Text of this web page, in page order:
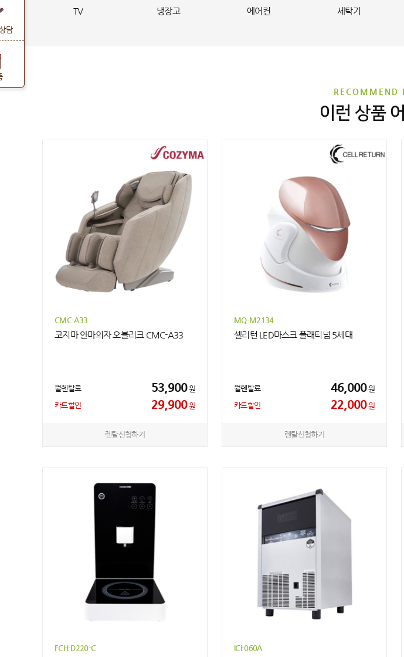
담
TV 냉장고 에어컨 세탁기
RECOMMEND
이런 상품
CMC-A33
코지마 안마의자 오블리크 CMC-A33
월렌탈료 53,900원
카드할인
29,900원
렌탈신청하기
MQ-M2134
셀리턴 LED마스크 플래티넘 5세대
월렌탈료 46,000원
카드할인
22,000원
렌탈신청하기
FCH-D220-C ICI-060A